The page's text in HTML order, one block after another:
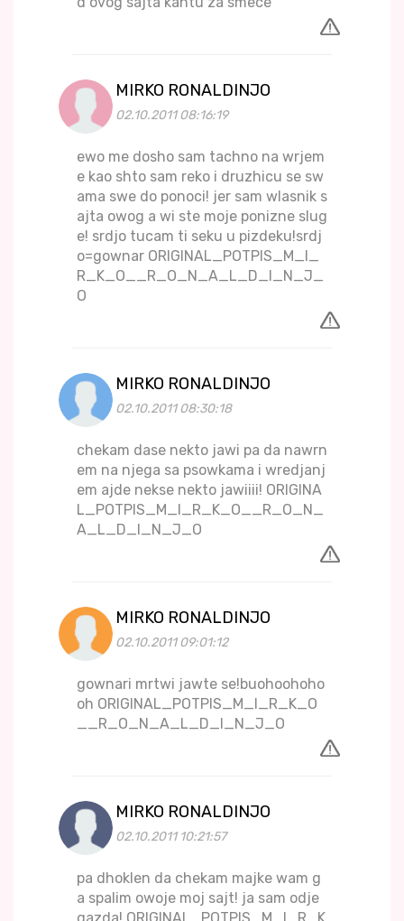
MIRKO RONALDINJO
02.10.2011 08:16:19
ewo me dosho sam tachno na wrjem
e kao shto sam reko i druzhicu se sw
ama swe do ponoci! jer sam wlasnik s
ajta owog a wi ste moje ponizne slug
e! srdjo tucam ti seku u pizdeku!srdj
o=gownar ORIGINAL_POTPIS_M_I_
R_K_O__R_O_N_A_L_D_I_N_J_
O
MIRKO RONALDINJO
02.10.2011 08:30:18
chekam dase nekto jawi pa da nawrn
em na njega sa psowkama i wredjanj
em ajde nekse nekto jawiiii! ORIGINA
L_POTPIS_M_I_R_K_O__R_O_N_
A_L_D_I_N_J_O
MIRKO RONALDINJO
02.10.2011 09:01:12
gownari mrtwi jawte se!buohoohoho
oh ORIGINAL_POTPIS_M_I_R_K_O
__R_O_N_A_L_D_I_N_J_O
MIRKO RONALDINJO
02.10.2011 10:21:57
pa dhoklen da chekam majke wam g
a spalim owoje moj sajt! ja sam odje